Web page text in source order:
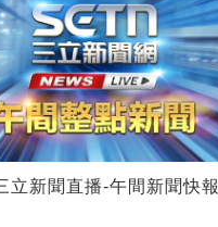
立新聞直播-午間新聞快報